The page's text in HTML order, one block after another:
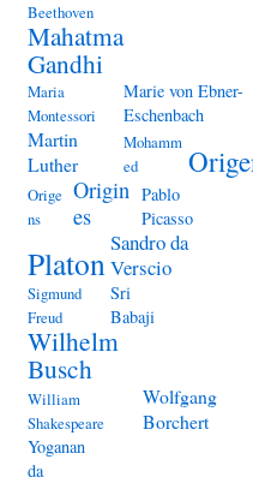
Beethoven
Mahatma
Gandhi
Maria
Montessori
Marie von Ebner-
Eschenbach
Martin
Luther
Mohamm
ed
Orige
ns
Origin
es
Pablo
Picasso
Platon
Sandro da
Verscio
Sigmund
Freud
Sri
Babaji
Wilhelm
Busch
William
Shakespeare
Wolfgang
Borchert
Yoganan
da